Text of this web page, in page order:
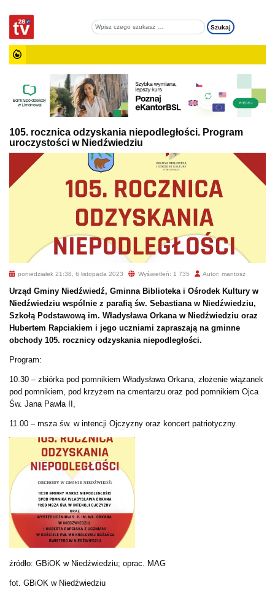
105. rocznica odzyskania niepodległości. Program
uroczystości w Niedźwiedziu
poniedziałek 21:38, 6 listopada 2023 Wyświetleń: 1 735 Autor: mantosz
Urząd Gminy Niedźwiedź, Gminna Biblioteka i Ośrodek Kultury w
Niedźwiedziu wspólnie z parafią św. Sebastiana w Niedźwiedziu,
Szkołą Podstawową im. Władysława Orkana w Niedźwiedziu oraz
Hubertem Rapciakiem i jego uczniami zapraszają na gminne
obchody 105. rocznicy odzyskania niepodległości.
Program:
10.30 – zbiórka pod pomnikiem Władysława Orkana, złożenie wiązanek
pod pomnikiem, pod krzyżem na cmentarzu oraz pod pomnikiem Ojca
Św. Jana Pawła II,
11.00 – msza św. w intencji Ojczyzny oraz koncert patriotyczny.
źródło: GBiOK w Niedźwiedziu; oprac. MAG
fot. GBiOK w Niedźwiedziu